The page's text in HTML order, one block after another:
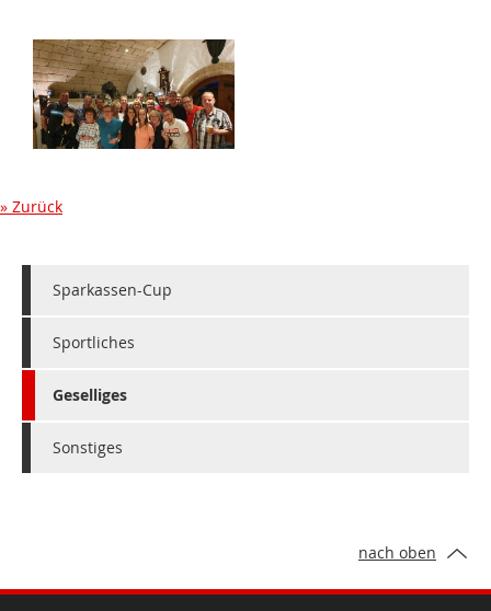
Zurück
Sparkassen-Cup
Sportliches
Geselliges
Sonstiges
nach oben